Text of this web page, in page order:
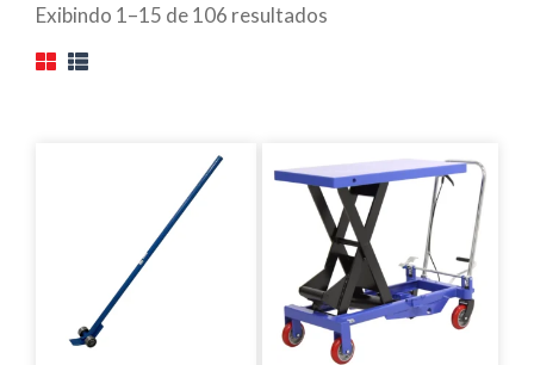
Exibindo 1–15 de 106 resultados